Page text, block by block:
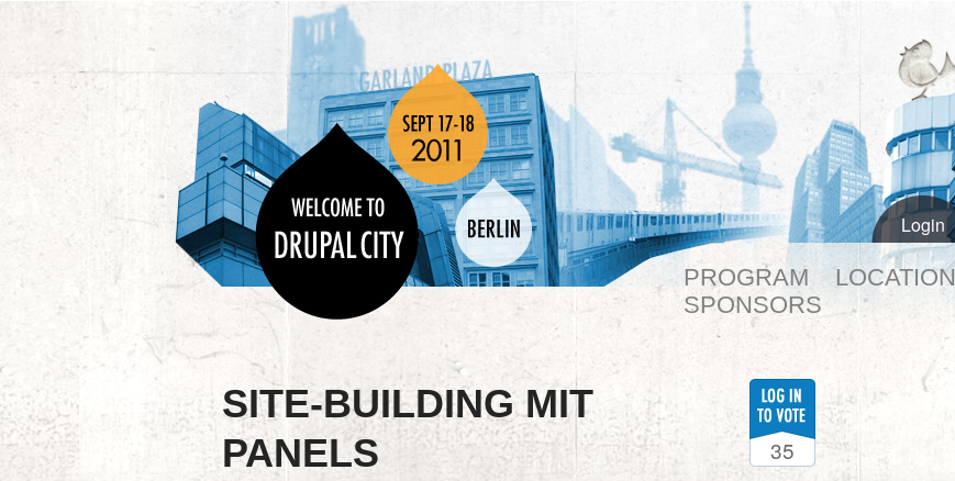
Login
PROGRAM LOCATION
SPONSORS
35
SITE-BUILDING MIT
PANELS